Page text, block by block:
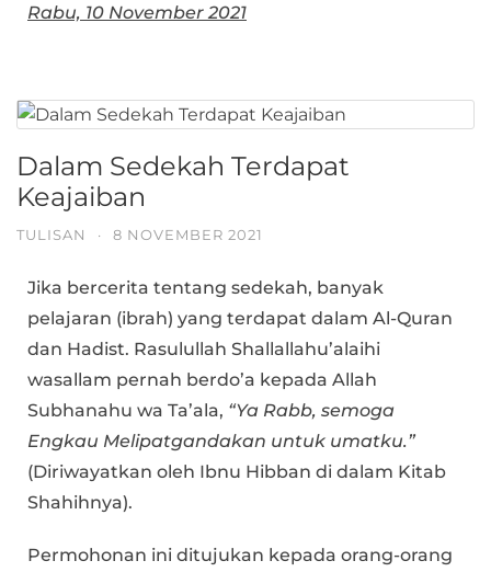
Rabu, 10 November 2021
Dalam Sedekah Terdapat
Keajaiban
TULISAN · 8 NOVEMBER 2021
Jika bercerita tentang sedekah, banyak
pelajaran (ibrah) yang terdapat dalam Al-Quran
dan Hadist. Rasulullah Shallallahu’alaihi
wasallam pernah berdo’a kepada Allah
Subhanahu wa Ta’ala, “Ya Rabb, semoga
Engkau Melipatgandakan untuk umatku.”
(Diriwayatkan oleh Ibnu Hibban di dalam Kitab
Shahihnya).
Permohonan ini ditujukan kepada orang-orang